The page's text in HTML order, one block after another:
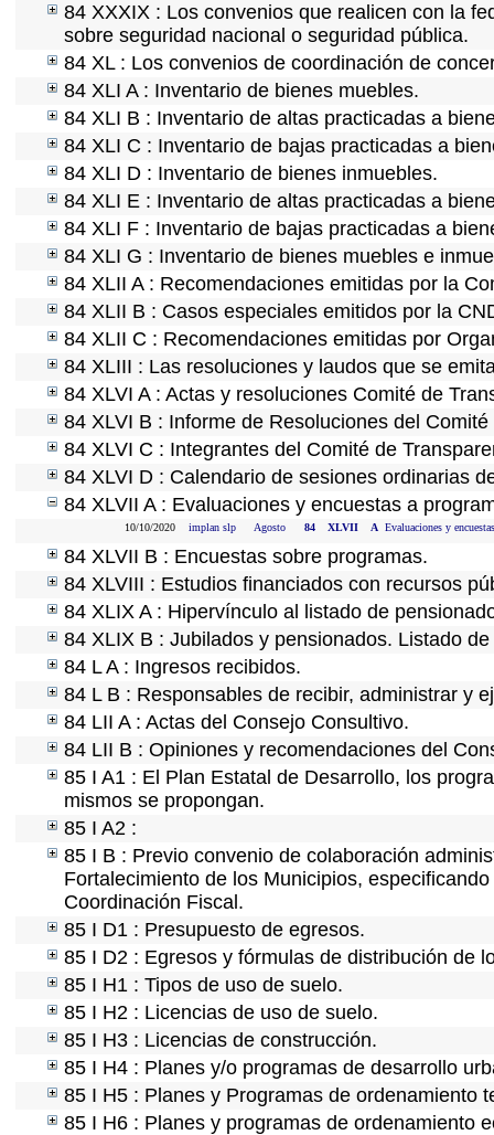
84 XXXIX : Los convenios que realicen con la
sobre seguridad nacional o seguridad pública.
84 XL : Los convenios de coordinación de
84 XLI A : Inventario de bienes muebles.
84 XLI B : Inventario de altas practicadas a
84 XLI C : Inventario de bajas practicadas a
84 XLI D : Inventario de bienes inmuebles.
84 XLI E : Inventario de altas practicadas a
84 XLI F : Inventario de bajas practicadas a
84 XLI G : Inventario de bienes muebles e
84 XLII A : Recomendaciones emitidas por la
84 XLII B : Casos especiales emitidos por la
84 XLII C : Recomendaciones emitidas por
84 XLIII : Las resoluciones y laudos que se
84 XLVI A : Actas y resoluciones Comité de
84 XLVI B : Informe de Resoluciones del
84 XLVI C : Integrantes del Comité de
84 XLVI D : Calendario de sesiones ordinarias
84 XLVII A : Evaluaciones y encuestas a
10/10/2020 implan slp Agosto 84 XLVII A Evaluaciones y
84 XLVII B : Encuestas sobre programas.
84 XLVIII : Estudios financiados con recursos
84 XLIX A : Hipervínculo al listado de
84 XLIX B : Jubilados y pensionados. Listado
84 L A : Ingresos recibidos.
84 L B : Responsables de recibir, administrar y
84 LII A : Actas del Consejo Consultivo.
84 LII B : Opiniones y recomendaciones del
85 I A1 : El Plan Estatal de Desarrollo, los
mismos se propongan.
85 I A2 :
85 I B : Previo convenio de colaboración
Fortalecimiento de los Municipios,
Coordinación Fiscal.
85 I D1 : Presupuesto de egresos.
85 I D2 : Egresos y fórmulas de distribución de
85 I H1 : Tipos de uso de suelo.
85 I H2 : Licencias de uso de suelo.
85 I H3 : Licencias de construcción.
85 I H4 : Planes y/o programas de desarrollo
85 I H5 : Planes y Programas de ordenamiento
85 I H6 : Planes y programas de ordenamiento